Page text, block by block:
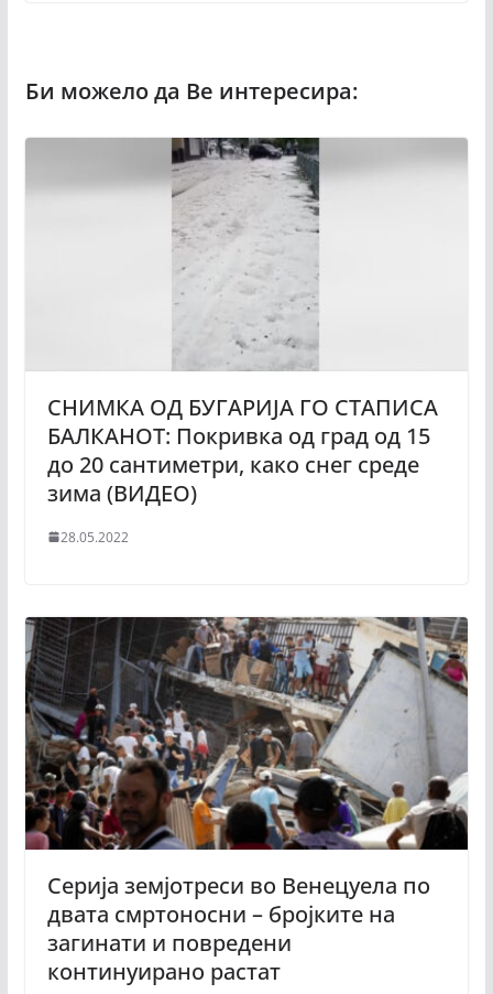
СНИМКА ОД БУГАРИЈА ГО СТАПИСА
БАЛКАНОТ: Покривка од град од 15
до 20 сантиметри, како снег среде
зима (ВИДЕО)
28.05.2022
Серија земјотреси во Венецуела по
двата смртоносни – бројките на
загинати и повредени
континуирано растат